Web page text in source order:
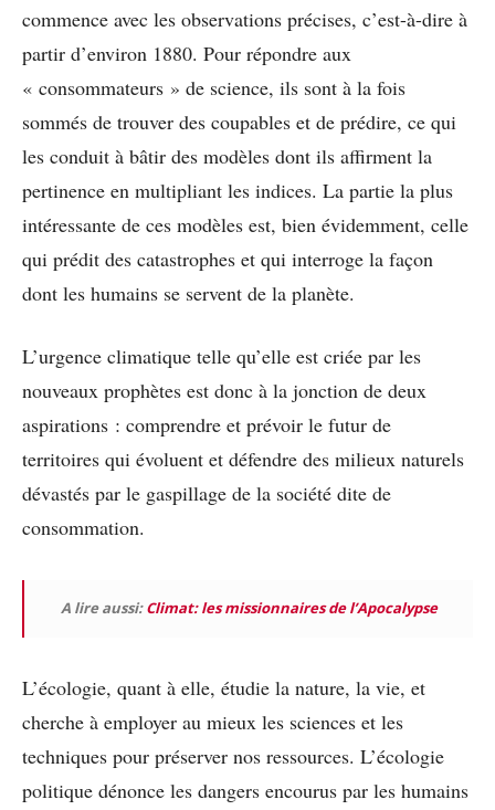
commence avec les observations précises, c’est-à-dire à
partir d’environ 1880. Pour répondre aux
« consommateurs » de science, ils sont à la fois
sommés de trouver des coupables et de prédire, ce qui
les conduit à bâtir des modèles dont ils affirment la
pertinence en multipliant les indices. La partie la plus
intéressante de ces modèles est, bien évidemment, celle
qui prédit des catastrophes et qui interroge la façon
dont les humains se servent de la planète.
L’urgence climatique telle qu’elle est criée par les
nouveaux prophètes est donc à la jonction de deux
aspirations : comprendre et prévoir le futur de
territoires qui évoluent et défendre des milieux naturels
dévastés par le gaspillage de la société dite de
consommation.
A lire aussi:Climat: les missionnaires de l’Apocalypse
L’écologie, quant à elle, étudie la nature, la vie, et
cherche à employer au mieux les sciences et les
techniques pour préserver nos ressources. L’écologie
politique dénonce les dangers encourus par les humains